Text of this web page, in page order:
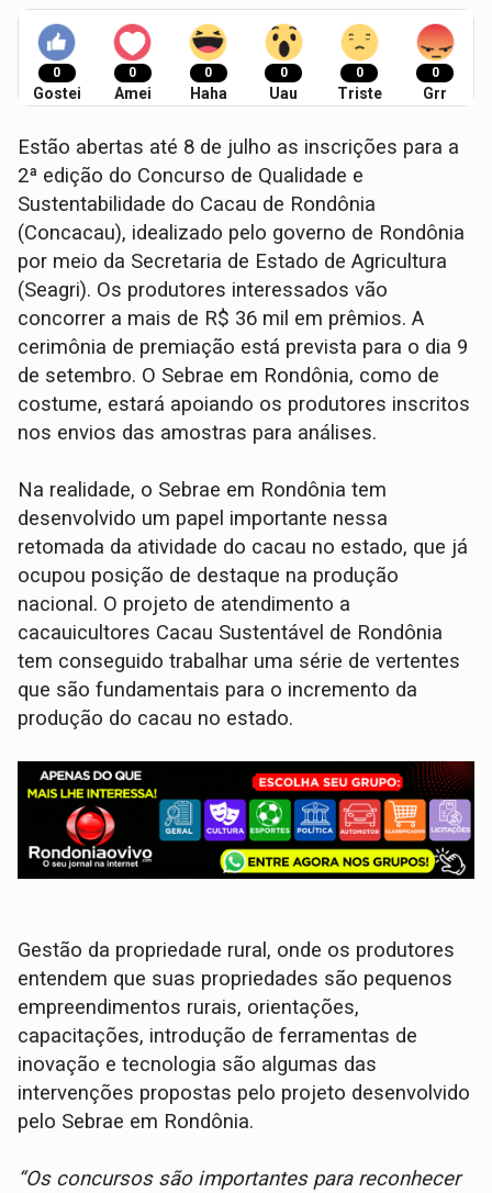
0
Gostei
0
Amei
0
Haha
0
Uau
0
Triste
0
Grr
Estão abertas até 8 de julho as inscrições para a
2ª edição do Concurso de Qualidade e
Sustentabilidade do Cacau de Rondônia
(Concacau), idealizado pelo governo de Rondônia
por meio da Secretaria de Estado de Agricultura
(Seagri). Os produtores interessados vão
concorrer a mais de R$ 36 mil em prêmios. A
cerimônia de premiação está prevista para o dia 9
de setembro. O Sebrae em Rondônia, como de
costume, estará apoiando os produtores inscritos
nos envios das amostras para análises.
Na realidade, o Sebrae em Rondônia tem
desenvolvido um papel importante nessa
retomada da atividade do cacau no estado, que já
ocupou posição de destaque na produção
nacional. O projeto de atendimento a
cacauicultores Cacau Sustentável de Rondônia
tem conseguido trabalhar uma série de vertentes
que são fundamentais para o incremento da
produção do cacau no estado.
Gestão da propriedade rural, onde os produtores
entendem que suas propriedades são pequenos
empreendimentos rurais, orientações,
capacitações, introdução de ferramentas de
inovação e tecnologia são algumas das
intervenções propostas pelo projeto desenvolvido
pelo Sebrae em Rondônia.
“Os concursos são importantes para reconhecer